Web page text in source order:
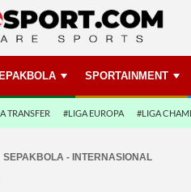
SPORTAINMENT
TRANSFER #LIGA EUROPA #LIGA
SEPAKBOLA - INTERNASIONAL